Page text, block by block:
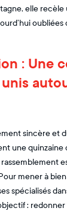
elle recèle
oubliées
: Une
sincère et
une quinzaine
rassemblement
mener à
spécialisés
: